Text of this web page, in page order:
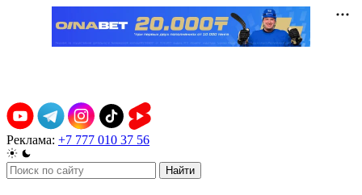
Реклама: +7 777 010 37 56
Найти